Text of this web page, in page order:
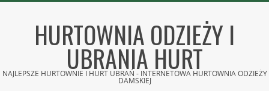
HURTOWNIA ODZIEŻY I
UBRANIA HURT
NAJLEPSZE HURTOWNIE I HURT UBRAŃ - INTERNETOWA HURTOWNIA ODZIEŻY
DAMSKIEJ